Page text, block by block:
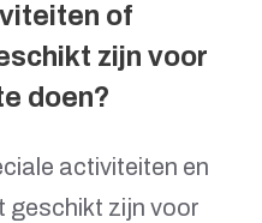
of
zijn voor
doen?
activiteiten en
geschikt zijn voor